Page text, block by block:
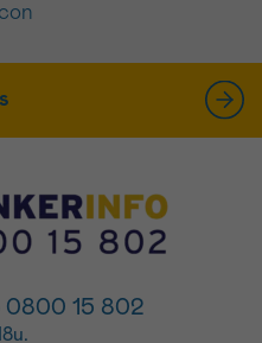
0800 15 802